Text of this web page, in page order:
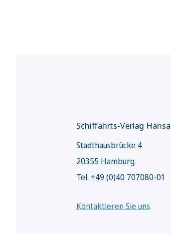
Schiffahrts-Verlag
Stadthausbrücke 4
20355 Hamburg
Tel. +49 (0)40 707080-01
Kontaktieren Sie uns